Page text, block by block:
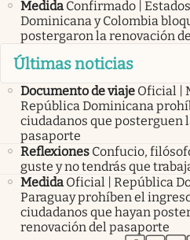
Medida Confirmado |
Dominicana y Colombia
postergaron la renovación
Últimas noticias
Documento de viaje Oficial |
República Dominicana
ciudadanos que posterguen
pasaporte
Reflexiones Confucio,
guste y no tendrás que
Medida Oficial | República
Paraguay prohíben el
ciudadanos que hayan
renovación del pasaporte